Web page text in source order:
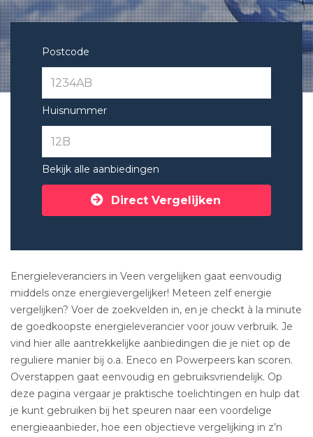
Postcode
Huisnummer
Bekijk alle aanbiedingen
Direct Vergelijken
Energieleveranciers in Veen vergelijken gaat eenvoudig
middels onze energievergelijker! Meteen zelf energie
vergelijken? Voer de zoekvelden in, en je checkt à la minute
de goedkoopste energieleverancier voor jouw verbruik. Je
vind hier alle aantrekkelijke aanbiedingen die je niet op de
reguliere manier bij o.a. Eneco en Powerpeers kan scoren.
Overstappen gaat eenvoudig en gebruiksvriendelijk. Op
deze pagina vergaar je praktische toelichtingen en hulp dat
je kunt gebruiken bij het speuren naar een voordelige
energieaanbieder, hoe een objectieve vergelijking in z’n